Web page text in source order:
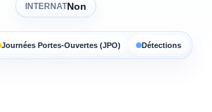
INTERNATNon
Journées Portes-Ouvertes (JPO) Détections